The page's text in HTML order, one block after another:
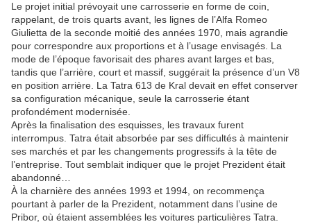
Le projet initial prévoyait une carrosserie en forme de coin,
rappelant, de trois quarts avant, les lignes de l’Alfa Romeo
Giulietta de la seconde moitié des années 1970, mais agrandie
pour correspondre aux proportions et à l’usage envisagés. La
mode de l’époque favorisait des phares avant larges et bas,
tandis que l’arrière, court et massif, suggérait la présence d’un V8
en position arrière. La Tatra 613 de Kral devait en effet conserver
sa configuration mécanique, seule la carrosserie étant
profondément modernisée.
Après la finalisation des esquisses, les travaux furent
interrompus. Tatra était absorbée par ses difficultés à maintenir
ses marchés et par les changements progressifs à la tête de
l’entreprise. Tout semblait indiquer que le projet Prezident était
abandonné…
À la charnière des années 1993 et 1994, on recommença
pourtant à parler de la Prezident, notamment dans l’usine de
Pribor, où étaient assemblées les voitures particulières Tatra.